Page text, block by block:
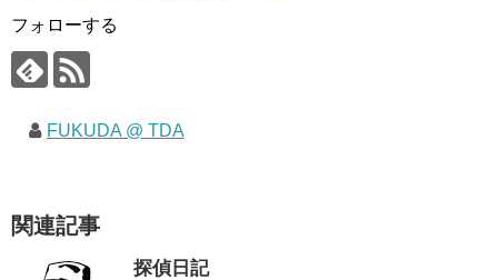
フォローする
FUKUDA @ TDA
関連記事
探偵日記